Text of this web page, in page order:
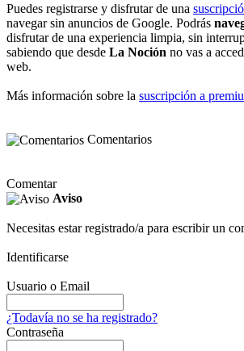
Puedes registrarse y disfrutar de una
navegar sin anuncios de Google. Podrás
disfrutar de una experiencia limpia, sin
sabiendo que desde La Noción no vas a
web.
Más información sobre la suscripción a
Comentarios
Comentar
Aviso
Necesitas estar registrado/a para escribir un
Identificarse
Usuario o Email
¿Todavía no se ha registrado?
Contraseña